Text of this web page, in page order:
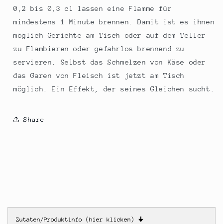
0,2 bis 0,3 cl lassen eine Flamme für
mindestens 1 Minute brennen. Damit ist es ihnen
möglich Gerichte am Tisch oder auf dem Teller
zu Flambieren oder gefahrlos brennend zu
servieren. Selbst das Schmelzen von Käse oder
das Garen von Fleisch ist jetzt am Tisch
möglich. Ein Effekt, der seines Gleichen sucht.
Share
Zutaten/Produktinfo (hier klicken) 🠋